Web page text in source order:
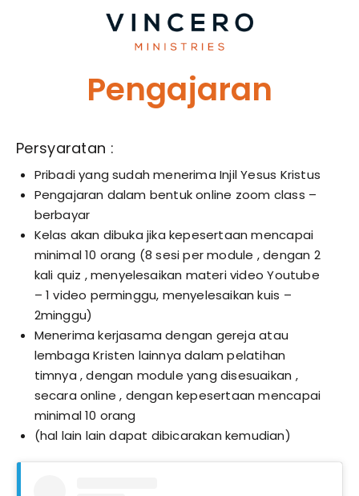
Pengajaran
Persyaratan :
Pribadi yang sudah menerima Injil Yesus Kristus
Pengajaran dalam bentuk online zoom class –
berbayar
Kelas akan dibuka jika kepesertaan mencapai
minimal 10 orang (8 sesi per module , dengan 2
kali quiz , menyelesaikan materi video Youtube
– 1 video perminggu, menyelesaikan kuis –
2minggu)
Menerima kerjasama dengan gereja atau
lembaga Kristen lainnya dalam pelatihan
timnya , dengan module yang disesuaikan ,
secara online , dengan kepesertaan mencapai
minimal 10 orang
(hal lain lain dapat dibicarakan kemudian)